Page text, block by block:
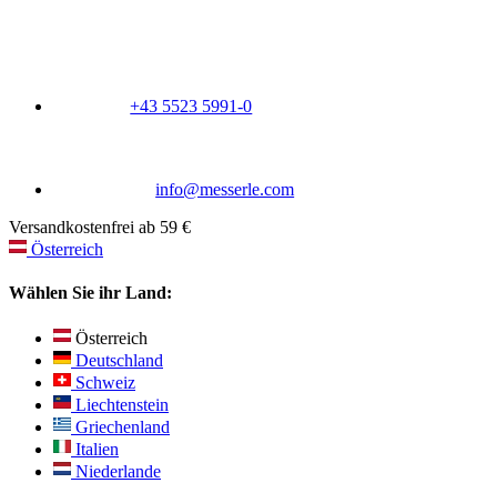
+43 5523 5991-0
info@messerle.com
Versandkostenfrei ab 59 €
Österreich
Wählen Sie ihr Land:
Österreich
Deutschland
Schweiz
Liechtenstein
Griechenland
Italien
Niederlande